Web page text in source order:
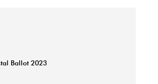
Ballot 2023